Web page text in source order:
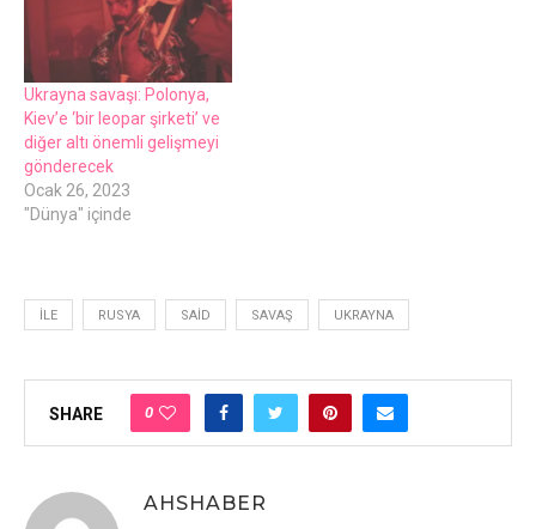
Ukrayna savaşı: Polonya,
Kiev’e ‘bir leopar şirketi’ ve
diğer altı önemli gelişmeyi
gönderecek
Ocak 26, 2023
"Dünya" içinde
İLE RUSYA SAID SAVAŞ UKRAYNA
SHARE 0
AHSHABER